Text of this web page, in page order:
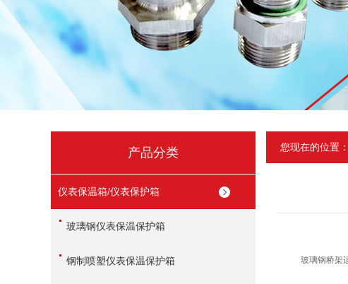
产品分类
仪表保温箱/仪表保护箱
玻璃钢仪表保温保护箱
钢制喷塑仪表保温保护箱
您现在的位置：
玻璃钢桥架适